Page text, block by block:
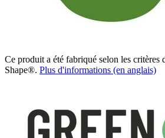
Ce produit a été fabriqué selon les critères
Shape®. Plus d'informations (en anglais)